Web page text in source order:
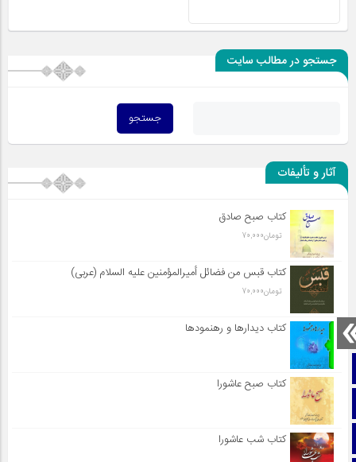
صفحه نخست
تماس با ما
جستجو در مطالب سایت
آثار و تألیفات
کتاب صبح صادق
تومان70,000
کتاب قبس من فضائل أميرالمؤمنين علیه السلام (عربی)
تومان70,000
کتاب دیدارها و رهنمودها
کتاب صبح عاشورا
کتاب شب عاشورا